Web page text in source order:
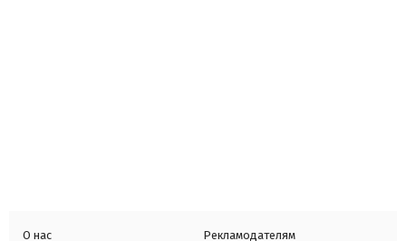
О нас
Рекламодателям